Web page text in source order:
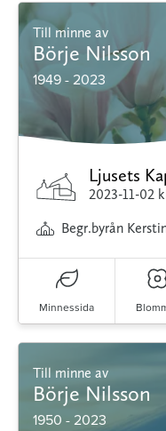
Till minne av
Börje Nilsson
1949 - 2023
Ljusets
2023-11-02
Begr.byrån
Minnessida
Till minne av
Börje Nilsson
1950 - 2023